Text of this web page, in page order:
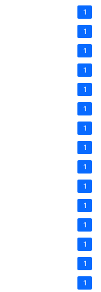
1
1
1
1
1
1
1
1
1
1
1
1
1
1
1